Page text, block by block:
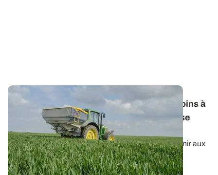
Fertilisation azotée des céréales : les besoins à
prendre en compte pour le calcul de la dose
totale
Le raisonnement du calcul de la dose d’azote à fournir aux
céréales à paille peut dépendre...
22 JANV. 2026